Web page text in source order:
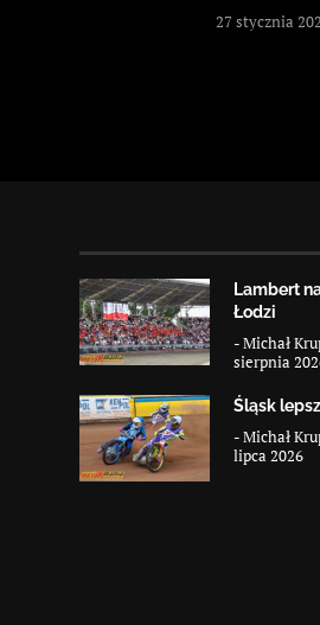
27 stycznia
Lambert
Łodzi
-Michał
sierpnia
Śląsk
-Michał
lipca 2026